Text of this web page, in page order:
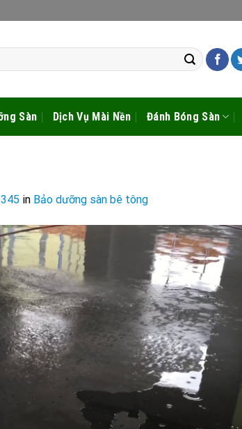
Sàn Dịch Vụ Mài Nền Đánh Bóng Sàn
in Bảo dưỡng sàn bê tông